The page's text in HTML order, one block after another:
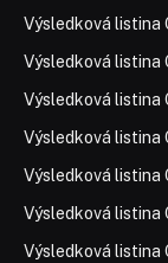
Výsledková listina
Výsledková listina
Výsledková listina
Výsledková listina
Výsledková listina
Výsledková listina
Výsledková listina